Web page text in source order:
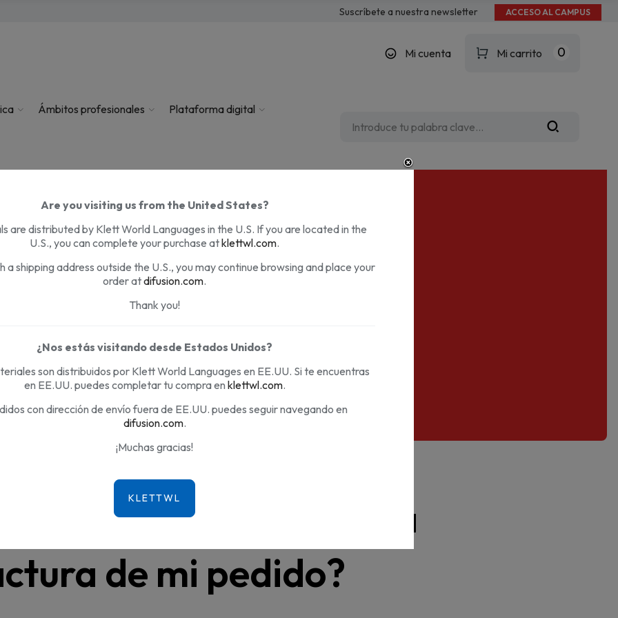
Suscríbete a nuestra newsletter ACCESO AL CAMPUS
Mi cuenta Mi carrito 0
Ámbitos profesionales Plataforma digital
PREGUNTAS FRECUENTES
conseguir la factura de mi pedido?
puedo conseguir la
de mi pedido?
Are you visiting us from the United States?
are distributed by Klett World Languages in the U.S. If you are located in the
U.S., you can complete your purchase atklettwl.com.
a shipping address outside the U.S., you may continue browsing and place your
order atdifusion.com.
Thank you!
¿Nos estás visitando desde Estados Unidos?
son distribuidos por Klett World Languages en EE.UU. Si te encuentras
en EE.UU. puedes completar tu compra en klettwl.com.
con dirección de envío fuera de EE.UU. puedes seguir navegando en
difusion.com.
¡Muchas gracias!